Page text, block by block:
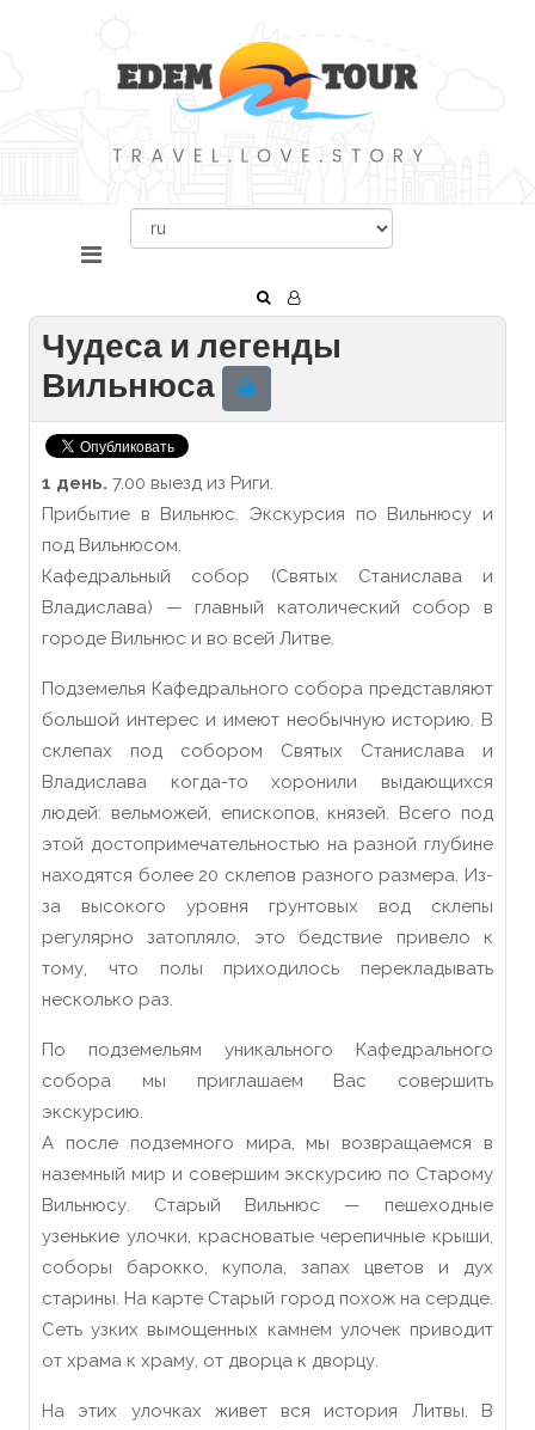
Чудеса и легенды
Вильнюса
1 день. 7.00 выезд из Риги.
Прибытие в Вильнюс. Экскурсия по Вильнюсу и
под Вильнюсом.
Кафедральный собор (Святых Станислава и
Владислава) — главный католический собор в
городе Вильнюс и во всей Литве.
Подземелья Кафедрального собора представляют
большой интерес и имеют необычную историю. В
склепах под собором Святых Станислава и
Владислава когда-то хоронили выдающихся
людей: вельможей, епископов, князей. Всего под
этой достопримечательностью на разной глубине
находятся более 20 склепов разного размера. Из-
за высокого уровня грунтовых вод склепы
регулярно затопляло, это бедствие привело к
тому, что полы приходилось перекладывать
несколько раз.
По подземельям уникального Кафедрального
собора мы приглашаем Вас совершить
экскурсию.
А после подземного мира, мы возвращаемся в
наземный мир и совершим экскурсию по Старому
Вильнюсу. Старый Вильнюс — пешеходные
узенькие улочки, красноватые черепичные крыши,
соборы барокко, купола, запах цветов и дух
старины. На карте Старый город похож на сердце.
Сеть узких вымощенных камнем улочек приводит
от храма к храму, от дворца к дворцу.
На этих улочках живет вся история Литвы. В